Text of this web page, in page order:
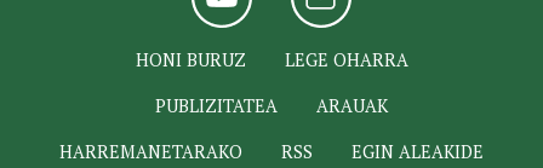
HONI BURUZ
LEGE OHARRA
PUBLIZITATEA
ARAUAK
HARREMANETARAKO
RSS EGIN ALEAKIDE